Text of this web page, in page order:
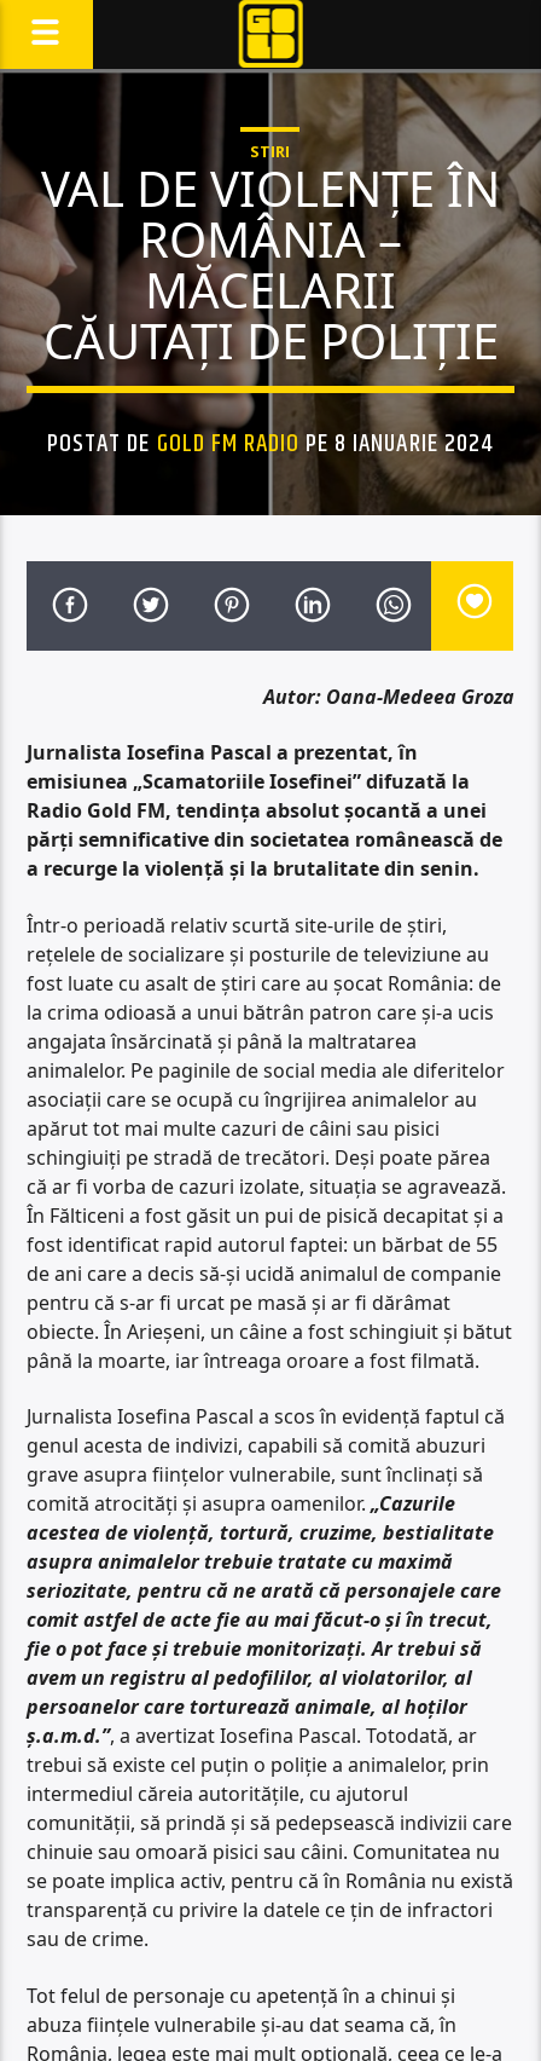
STIRI
VAL DE VIOLENȚE ÎN
ROMÂNIA –
MĂCELARII
CĂUTAȚI DE POLIȚIE
POSTAT DE GOLD FM RADIO PE 8 IANUARIE 2024
Autor: Oana-Medeea Groza
Jurnalista Iosefina Pascal a prezentat, în
emisiunea „Scamatoriile Iosefinei” difuzată la
Radio Gold FM, tendința absolut șocantă a unei
părți semnificative din societatea românească de
a recurge la violență și la brutalitate din senin.
Într-o perioadă relativ scurtă site-urile de știri,
rețelele de socializare și posturile de televiziune au
fost luate cu asalt de știri care au șocat România: de
la crima odioasă a unui bătrân patron care și-a ucis
angajata însărcinată și până la maltratarea
animalelor. Pe paginile de social media ale diferitelor
asociații care se ocupă cu îngrijirea animalelor au
apărut tot mai multe cazuri de câini sau pisici
schingiuiți pe stradă de trecători. Deși poate părea
că ar fi vorba de cazuri izolate, situația se agravează.
În Fălticeni a fost găsit un pui de pisică decapitat și a
fost identificat rapid autorul faptei: un bărbat de 55
de ani care a decis să-și ucidă animalul de companie
pentru că s-ar fi urcat pe masă și ar fi dărâmat
obiecte. În Arieșeni, un câine a fost schingiuit și bătut
până la moarte, iar întreaga oroare a fost filmată.
Jurnalista Iosefina Pascal a scos în evidență faptul că
genul acesta de indivizi, capabili să comită abuzuri
grave asupra ființelor vulnerabile, sunt înclinați să
comită atrocități și asupra oamenilor.„Cazurile
acestea de violență, tortură, cruzime, bestialitate
asupra animalelor trebuie tratate cu maximă
seriozitate, pentru că ne arată că personajele care
comit astfel de acte fie au mai făcut-o și în trecut,
fie o pot face și trebuie monitorizați. Ar trebui să
avem un registru al pedofililor, al violatorilor, al
persoanelor care torturează animale, al hoților
ș.a.m.d.”, a avertizat Iosefina Pascal. Totodată, ar
trebui să existe cel puțin o poliție a animalelor, prin
intermediul căreia autoritățile, cu ajutorul
comunității, să prindă și să pedepsească indivizii care
chinuie sau omoară pisici sau câini. Comunitatea nu
se poate implica activ, pentru că în România nu există
transparență cu privire la datele ce țin de infractori
sau de crime.
Tot felul de personaje cu apetență în a chinui și
abuza ființele vulnerabile și-au dat seama că, în
România, legea este mai mult opțională, ceea ce le-a